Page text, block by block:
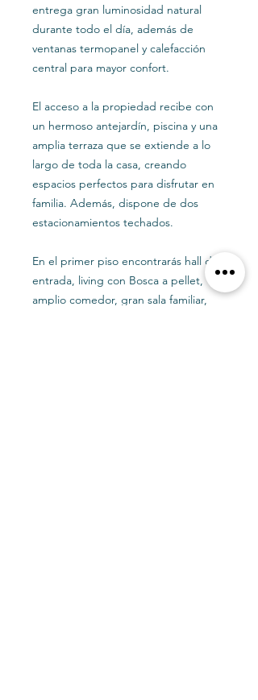
entrega gran luminosidad natural
durante todo el día, además de
ventanas termopanel y calefacción
central para mayor confort.
El acceso a la propiedad recibe con
un hermoso antejardín, piscina y una
amplia terraza que se extiende a lo
largo de toda la casa, creando
espacios perfectos para disfrutar en
familia. Además, dispone de dos
estacionamientos techados.
En el primer piso encontrarás hall de
entrada, living con Bosca a pellet,
amplio comedor, gran sala familiar,